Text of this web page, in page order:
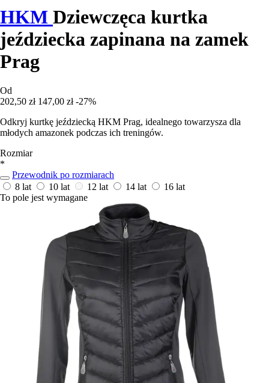
HKM Dziewczęca kurtka
jeździecka zapinana na zamek
Prag
Od
202,50 zł 147,00 zł -27%
Odkryj kurtkę jeździecką HKM Prag, idealnego towarzysza dla
młodych amazonek podczas ich treningów.
Rozmiar
*
Przewodnik po rozmiarach
8 lat
10 lat 12 lat 14 lat
16 lat
To pole jest wymagane